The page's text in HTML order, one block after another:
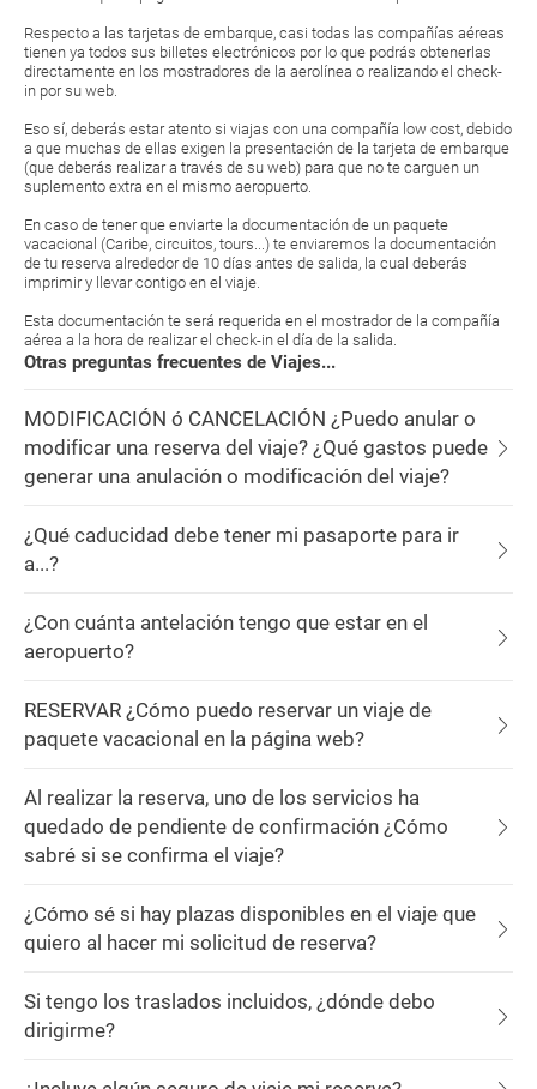
Respecto a las tarjetas de embarque, casi todas las compañías aéreas
tienen ya todos sus billetes electrónicos por lo que podrás obtenerlas
directamente en los mostradores de la aerolínea o realizando el check-
in por su web.
Eso sí, deberás estar atento si viajas con una compañía low cost, debido
a que muchas de ellas exigen la presentación de la tarjeta de embarque
(que deberás realizar a través de su web) para que no te carguen un
suplemento extra en el mismo aeropuerto.
En caso de tener que enviarte la documentación de un paquete
vacacional (Caribe, circuitos, tours...) te enviaremos la documentación
de tu reserva alrededor de 10 días antes de salida, la cual deberás
imprimir y llevar contigo en el viaje.
Esta documentación te será requerida en el mostrador de la compañía
aérea a la hora de realizar el check-in el día de la salida.
Otras preguntas frecuentes de Viajes...
MODIFICACIÓN ó CANCELACIÓN ¿Puedo anular o
modificar una reserva del viaje? ¿Qué gastos puede
generar una anulación o modificación del viaje?
¿Qué caducidad debe tener mi pasaporte para ir
a...?
¿Con cuánta antelación tengo que estar en el
aeropuerto?
RESERVAR ¿Cómo puedo reservar un viaje de
paquete vacacional en la página web?
Al realizar la reserva, uno de los servicios ha
quedado de pendiente de confirmación ¿Cómo
sabré si se confirma el viaje?
¿Cómo sé si hay plazas disponibles en el viaje que
quiero al hacer mi solicitud de reserva?
Si tengo los traslados incluidos, ¿dónde debo
dirigirme?